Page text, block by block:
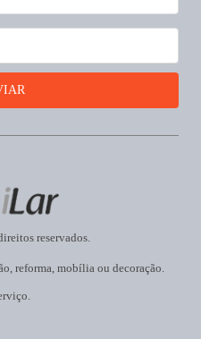
reforma, mobília ou decoração.
reservados.